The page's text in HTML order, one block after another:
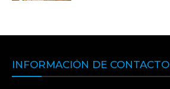
INFORMACIÓN DE CONTACTO